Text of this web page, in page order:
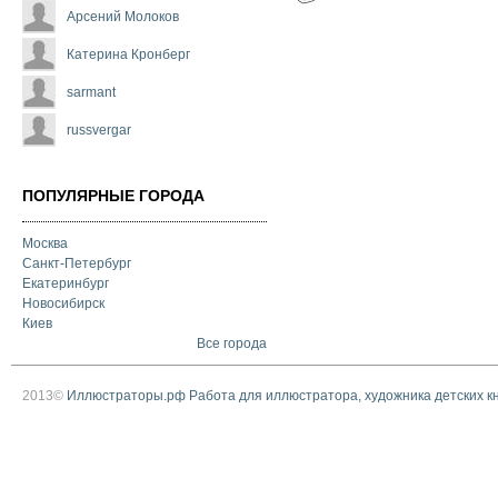
Арсений Молоков
Катерина Кронберг
sarmant
russvergar
ПОПУЛЯРНЫЕ ГОРОДА
Москва
Санкт-Петербург
Екатеринбург
Новосибирск
Киев
Все города
2013© Иллюстраторы.рф Работа для иллюстратора, художника детских